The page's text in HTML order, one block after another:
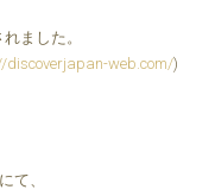
ました。
discoverjapan-web.com/)
て、